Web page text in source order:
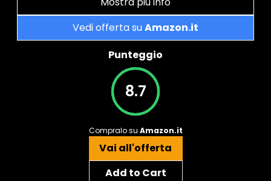
Vedi offerta suAmazon.it
Punteggio
8.7
Compralo su Amazon.it
Vai all'offerta
Add to Cart